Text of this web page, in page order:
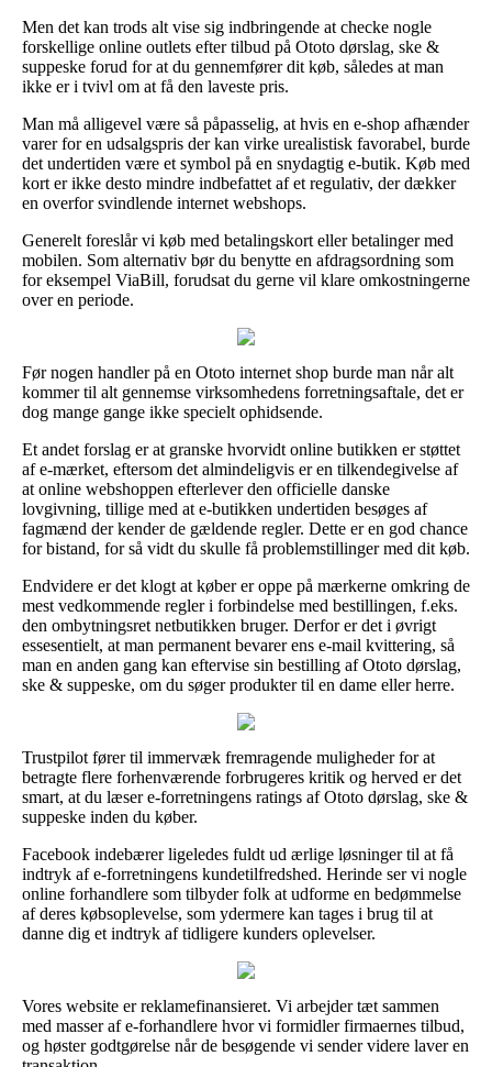
Men det kan trods alt vise sig indbringende at checke nogle
forskellige online outlets efter tilbud på Ototo dørslag, ske &
suppeske forud for at du gennemfører dit køb, således at man
ikke er i tvivl om at få den laveste pris.
Man må alligevel være så påpasselig, at hvis en e-shop afhænder
varer for en udsalgspris der kan virke urealistisk favorabel, burde
det undertiden være et symbol på en snydagtig e-butik. Køb med
kort er ikke desto mindre indbefattet af et regulativ, der dækker
en overfor svindlende internet webshops.
Generelt foreslår vi køb med betalingskort eller betalinger med
mobilen. Som alternativ bør du benytte en afdragsordning som
for eksempel ViaBill, forudsat du gerne vil klare omkostningerne
over en periode.
Før nogen handler på en Ototo internet shop burde man når alt
kommer til alt gennemse virksomhedens forretningsaftale, det er
dog mange gange ikke specielt ophidsende.
Et andet forslag er at granske hvorvidt online butikken er støttet
af e-mærket, eftersom det almindeligvis er en tilkendegivelse af
at online webshoppen efterlever den officielle danske
lovgivning, tillige med at e-butikken undertiden besøges af
fagmænd der kender de gældende regler. Dette er en god chance
for bistand, for så vidt du skulle få problemstillinger med dit køb.
Endvidere er det klogt at køber er oppe på mærkerne omkring de
mest vedkommende regler i forbindelse med bestillingen, f.eks.
den ombytningsret netbutikken bruger. Derfor er det i øvrigt
essesentielt, at man permanent bevarer ens e-mail kvittering, så
man en anden gang kan eftervise sin bestilling af Ototo dørslag,
ske & suppeske, om du søger produkter til en dame eller herre.
Trustpilot fører til immervæk fremragende muligheder for at
betragte flere forhenværende forbrugeres kritik og herved er det
smart, at du læser e-forretningens ratings af Ototo dørslag, ske &
suppeske inden du køber.
Facebook indebærer ligeledes fuldt ud ærlige løsninger til at få
indtryk af e-forretningens kundetilfredshed. Herinde ser vi nogle
online forhandlere som tilbyder folk at udforme en bedømmelse
af deres købsoplevelse, som ydermere kan tages i brug til at
danne dig et indtryk af tidligere kunders oplevelser.
Vores website er reklamefinansieret. Vi arbejder tæt sammen
med masser af e-forhandlere hvor vi formidler firmaernes tilbud,
og høster godtgørelse når de besøgende vi sender videre laver en